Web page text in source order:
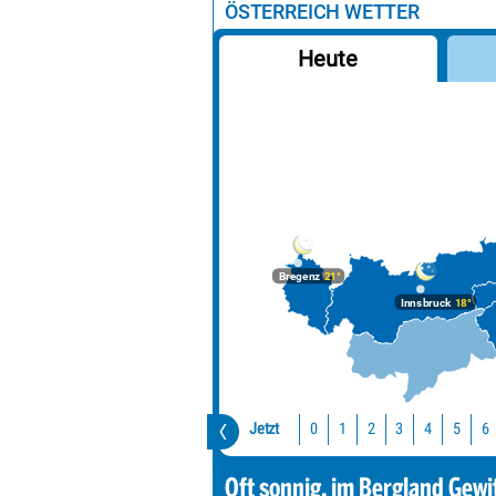
Obertauern Gnadenalm
Großglockner
Schneeberg
ÖSTERREICH WETTER
Heute
Bregenz21°
Innsbruck18°
Jetzt 0 1 2 3 4 5 6
Oft sonnig, im Bergland